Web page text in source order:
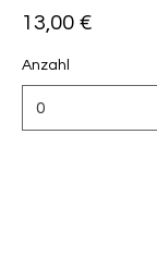
13,00 €
Anzahl